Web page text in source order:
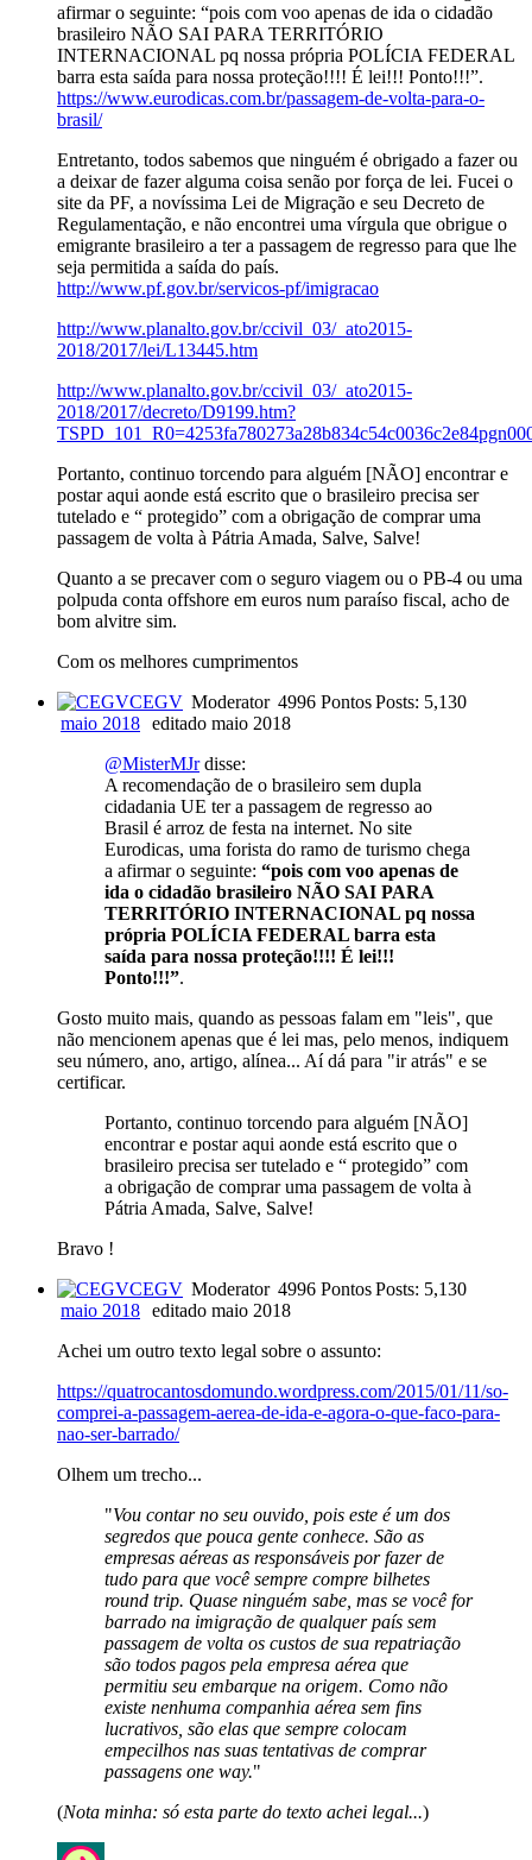
afirmar o seguinte: “pois com voo apenas de ida o cidadão
brasileiro NÃO SAI PARA TERRITÓRIO
INTERNACIONAL pq nossa própria POLÍCIA FEDERAL
barra esta saída para nossa proteção!!!! É lei!!! Ponto!!!”.
https://www.eurodicas.com.br/passagem-de-volta-para-o-
brasil/
Entretanto, todos sabemos que ninguém é obrigado a fazer ou
a deixar de fazer alguma coisa senão por força de lei. Fucei o
site da PF, a novíssima Lei de Migração e seu Decreto de
Regulamentação, e não encontrei uma vírgula que obrigue o
emigrante brasileiro a ter a passagem de regresso para que lhe
seja permitida a saída do país.
http://www.pf.gov.br/servicos-pf/imigracao
http://www.planalto.gov.br/ccivil_03/_ato2015-
2018/2017/lei/L13445.htm
http://www.planalto.gov.br/ccivil_03/_ato2015-
2018/2017/decreto/D9199.htm?
Portanto, continuo torcendo para alguém [NÃO] encontrar e
postar aqui aonde está escrito que o brasileiro precisa ser
tutelado e “ protegido” com a obrigação de comprar uma
passagem de volta à Pátria Amada, Salve, Salve!
Quanto a se precaver com o seguro viagem ou o PB-4 ou uma
polpuda conta offshore em euros num paraíso fiscal, acho de
bom alvitre sim.
Com os melhores cumprimentos
CEGV Moderator 4996 PontosPosts: 5,130
maio 2018 editado maio 2018
@MisterMJrdisse:
A recomendação de o brasileiro sem dupla
cidadania UE ter a passagem de regresso ao
Brasil é arroz de festa na internet. No site
Eurodicas, uma forista do ramo de turismo chega
a afirmar o seguinte: “pois com voo apenas de
ida o cidadão brasileiro NÃO SAI PARA
TERRITÓRIO INTERNACIONAL pq nossa
própria POLÍCIA FEDERAL barra esta
saída para nossa proteção!!!! É lei!!!
Ponto!!!”.
Gosto muito mais, quando as pessoas falam em "leis", que
não mencionem apenas que é lei mas, pelo menos, indiquem
seu número, ano, artigo, alínea... Aí dá para "ir atrás" e se
certificar.
Portanto, continuo torcendo para alguém [NÃO]
encontrar e postar aqui aonde está escrito que o
brasileiro precisa ser tutelado e “ protegido” com
a obrigação de comprar uma passagem de volta à
Pátria Amada, Salve, Salve!
Bravo !
CEGV Moderator 4996 PontosPosts: 5,130
maio 2018 editado maio 2018
Achei um outro texto legal sobre o assunto:
https://quatrocantosdomundo.wordpress.com/2015/01/11/so-
comprei-a-passagem-aerea-de-ida-e-agora-o-que-faco-para-
nao-ser-barrado/
Olhem um trecho...
"Vou contar no seu ouvido, pois este é um dos
segredos que pouca gente conhece. São as
empresas aéreas as responsáveis por fazer de
tudo para que você sempre compre bilhetes
round trip. Quase ninguém sabe, mas se você for
barrado na imigração de qualquer país sem
passagem de volta os custos de sua repatriação
são todos pagos pela empresa aérea que
permitiu seu embarque na origem. Como não
existe nenhuma companhia aérea sem fins
lucrativos, são elas que sempre colocam
empecilhos nas suas tentativas de comprar
passagens one way."
(Nota minha: só esta parte do texto achei legal...)